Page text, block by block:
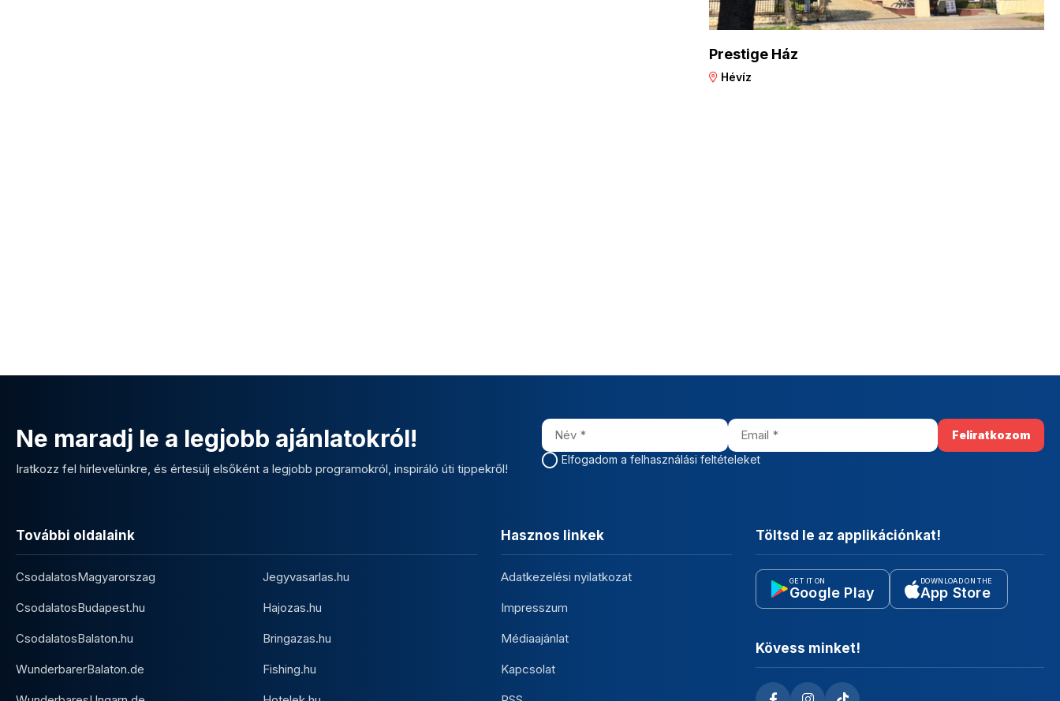
Prestige Ház
Hévíz
Ne maradj le a legjobb ajánlatokról!
Iratkozz fel hírlevelünkre, és értesülj elsőként a legjobb programokról, inspiráló úti tippekről!
Elfogadom a felhasználási feltételeket
További oldalaink
CsodalatosMagyarorszag
CsodalatosBudapest.hu
CsodalatosBalaton.hu
WunderbarerBalaton.de
Jegyvasarlas.hu
Hajozas.hu
Bringazas.hu
Fishing.hu
Hasznos linkek
Adatkezelési nyilatkozat
Impresszum
Médiaajánlat
Kapcsolat
Töltsd le az applikációnkat!
GET IT ON
Google Play
DOWNLOAD ON THE
App Store
Kövess minket!